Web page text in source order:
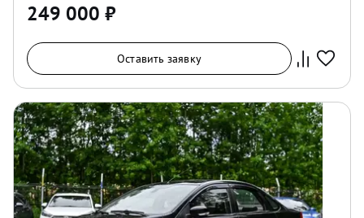
249 000 ₽
Оставить заявку